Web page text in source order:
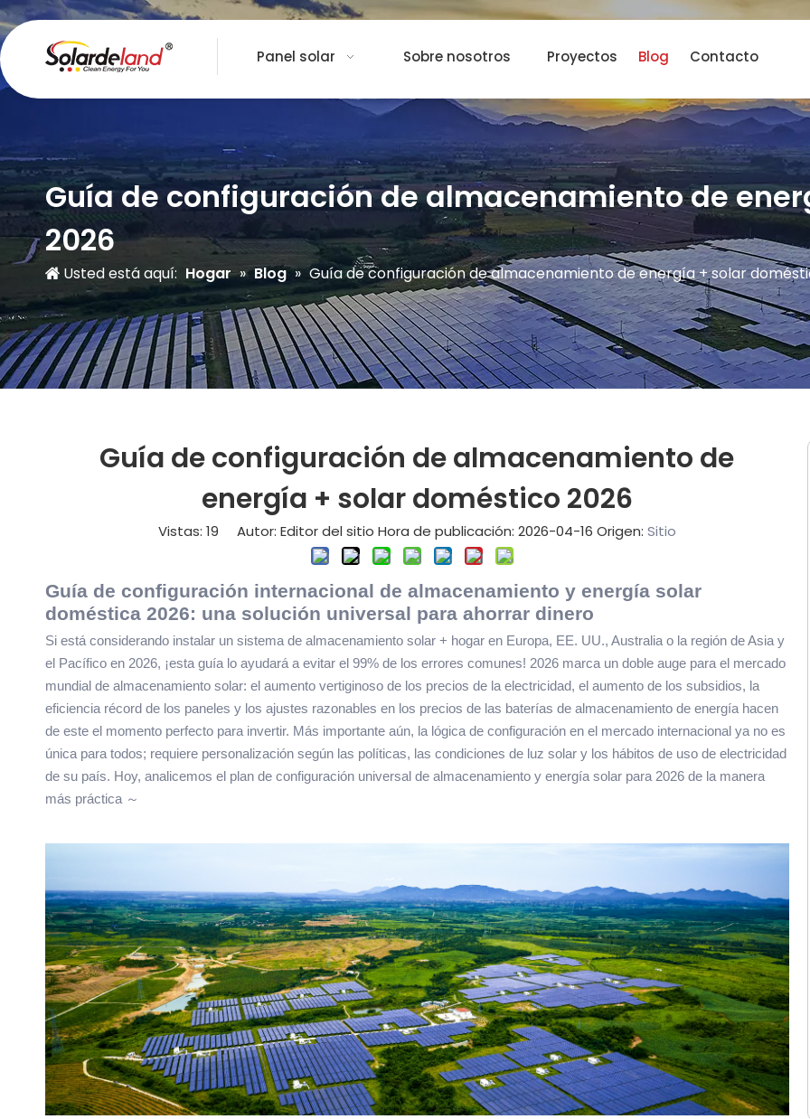
Panel solar Sobre nosotros Proyectos Blog Contacto
Guía de configuración de almacenamiento de
2026
Usted está aquí: Hogar » Blog » Guía de configuración de almacenamiento de energía + solar
Guía de configuración de almacenamiento de
energía + solar doméstico 2026
Vistas: 19 Autor: Editor del sitio Hora de publicación: 2026-04-16 Origen: Sitio
Guía de configuración internacional de almacenamiento y energía solar
doméstica 2026: una solución universal para ahorrar dinero
Si está considerando instalar un sistema de almacenamiento solar + hogar en Europa, EE. UU., Australia o la región de Asia y
el Pacífico en 2026, ¡esta guía lo ayudará a evitar el 99% de los errores comunes! 2026 marca un doble auge para el mercado
mundial de almacenamiento solar: el aumento vertiginoso de los precios de la electricidad, el aumento de los subsidios, la
eficiencia récord de los paneles y los ajustes razonables en los precios de las baterías de almacenamiento de energía hacen
de este el momento perfecto para invertir. Más importante aún, la lógica de configuración en el mercado internacional ya no es
única para todos; requiere personalización según las políticas, las condiciones de luz solar y los hábitos de uso de electricidad
de su país. Hoy, analicemos el plan de configuración universal de almacenamiento y energía solar para 2026 de la manera
más práctica ～